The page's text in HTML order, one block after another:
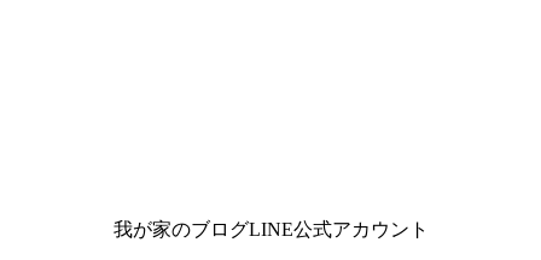
我が家のブログLINE公式アカウント